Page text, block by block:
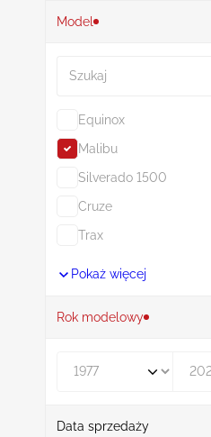
Model
Equinox
Malibu
Silverado 1500
Cruze
Trax
Pokaż więcej
Rok modelowy
Data sprzedaży